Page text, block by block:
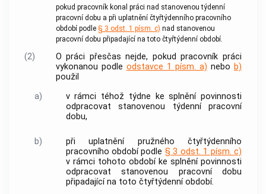
pokud pracovník konal práci nad stanovenou týdenní
pracovní dobu a při uplatnění čtyřtýdenního pracovního
období podle § 3 odst. 1 písm. c) nad stanovenou
pracovní dobu připadající na toto čtyřtýdenní období.
(2)
O práci přesčas nejde, pokud pracovník práci
vykonanou podle odstavce 1 písm. a) nebo b)
použil
a)
v rámci téhož týdne ke splnění povinnosti
odpracovat stanovenou týdenní pracovní
dobu,
b)
při uplatnění pružného čtyřtýdenního
pracovního období podle § 3 odst. 1 písm. c)
v rámci tohoto období ke splnění povinnosti
odpracovat stanovenou pracovní dobu
připadající na toto čtyřtýdenní období.